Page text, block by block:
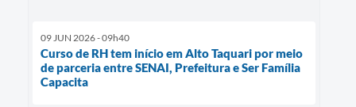
09 JUN 2026 - 09h40
Curso de RH tem início em Alto Taquari por meio
de parceria entre SENAI, Prefeitura e Ser Família
Capacita